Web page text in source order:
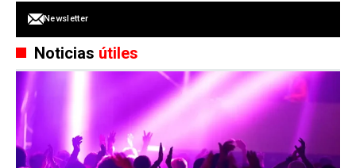
Newsletter
Noticias útiles